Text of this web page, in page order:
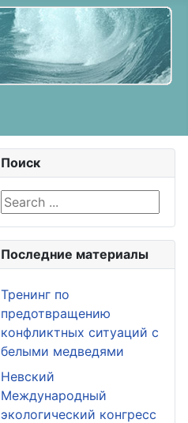
Поиск
Search ...
Последние материалы
Тренинг по
предотвращению
конфликтных ситуаций с
белыми медведями
Невский
Международный
экологический конгресс